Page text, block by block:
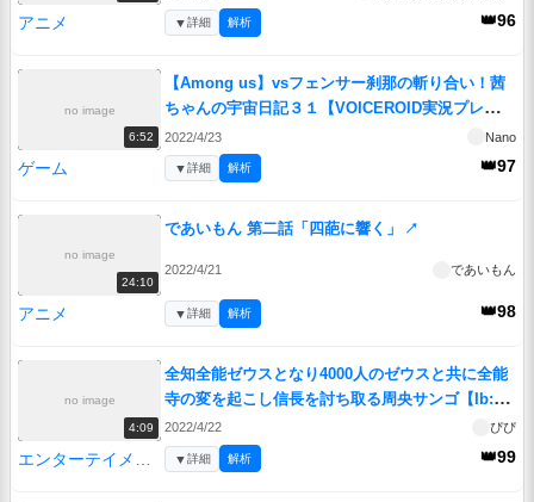
アニメ 👑96
▼詳細 解析
no image
6:52
【Among us】vsフェンサー刹那の斬り合い！茜
ちゃんの宇宙日記３１【VOICEROID実況プレイ】
【ふにんがす】
2022/4/23 Nano
ゲーム 👑97
▼詳細 解析
no image
24:10
であいもん 第二話「四葩に響く」 ↗
2022/4/21 であいもん
アニメ 👑98
▼詳細 解析
no image
4:09
全知全能ゼウスとなり4000人のゼウスと共に全能
寺の変を起こし信長を討ち取る周央サンゴ【Ib:リ
メイク】
2022/4/22 ぴぴ
👑99
▼詳細 解析